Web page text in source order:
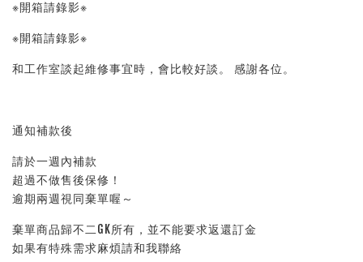
※開箱請錄影※
※開箱請錄影※
和工作室談起維修事宜時，會比較好談。 感謝各位。
通知補款後
請於一週內補款
超過不做售後保修！
逾期兩週視同棄單喔～
棄單商品歸不二GK所有，並不能要求返還訂金
如果有特殊需求麻煩請和我聯絡